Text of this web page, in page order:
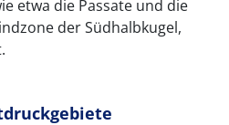
etwa die Passate und die
der Südhalbkugel,